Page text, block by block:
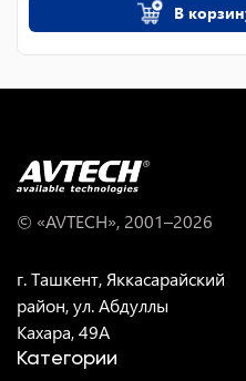
В
© «AVTECH», 2001–2026
г. Ташкент, Яккасарайский
район, ул. Абдуллы
Кахара, 49A
Категории